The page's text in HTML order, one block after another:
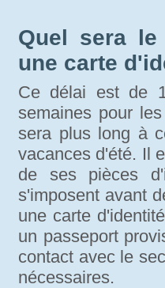
Quel sera
une carte
Ce délai est de
semaines pour
sera plus long à
vacances d'été. Il
de ses pièces
s'imposent avant
une carte
un passeport
contact avec le
nécessaires.